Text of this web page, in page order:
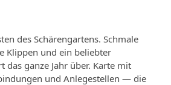
des Schärengartens. Schmale
Klippen und ein beliebter
das ganze Jahr über. Karte mit
und Anlegestellen — die